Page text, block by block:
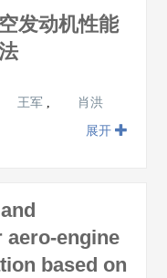
发动机性能
王军 ,
肖洪
展开
aero-engine
based on